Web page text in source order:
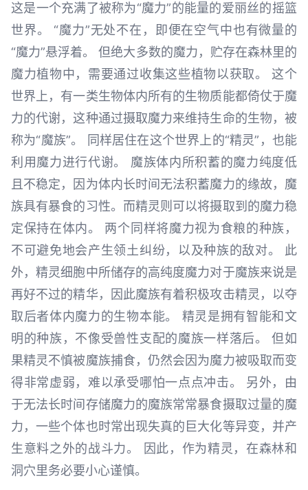
这是一个充满了被称为“魔力”的能量的爱丽丝的摇篮
世界。 “魔力”无处不在，即便在空气中也有微量的
“魔力”悬浮着。 但绝大多数的魔力，贮存在森林里的
魔力植物中，需要通过收集这些植物以获取。 这个
世界上，有一类生物体内所有的生物质能都倚仗于魔
力的代谢，这种通过摄取魔力来维持生命的生物，被
称为“魔族”。 同样居住在这个世界上的“精灵”，也能
利用魔力进行代谢。 魔族体内所积蓄的魔力纯度低
且不稳定，因为体内长时间无法积蓄魔力的缘故，魔
族具有暴食的习性。而精灵则可以将摄取到的魔力稳
定保持在体内。 两个同样将魔力视为食粮的种族，
不可避免地会产生领土纠纷，以及种族的敌对。 此
外，精灵细胞中所储存的高纯度魔力对于魔族来说是
再好不过的精华，因此魔族有着积极攻击精灵，以夺
取后者体内魔力的生物本能。 精灵是拥有智能和文
明的种族，不像受兽性支配的魔族一样落后。 但如
果精灵不慎被魔族捕食，仍然会因为魔力被吸取而变
得非常虚弱，难以承受哪怕一点点冲击。 另外，由
于无法长时间存储魔力的魔族常常暴食摄取过量的魔
力，一些个体也时常出现失真的巨大化等异变，并产
生意料之外的战斗力。 因此，作为精灵，在森林和
洞穴里务必要小心谨慎。